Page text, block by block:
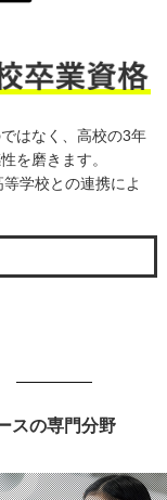
はなく、高校の3年
を磨きます。
学校との連携によ
スの専門分野